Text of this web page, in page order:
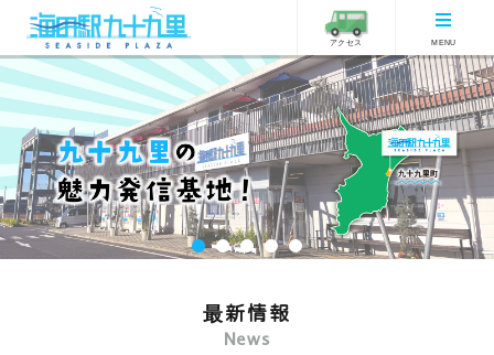
アクセス MENU
最新情報
News